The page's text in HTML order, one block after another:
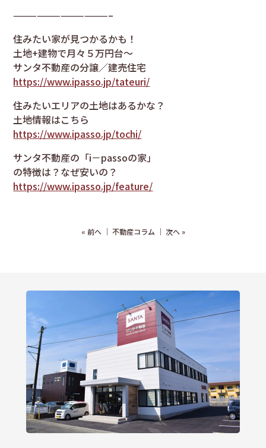
————————————–
住みたい家が見つかるかも！
土地+建物で月々５万円台～
サンタ不動産の分譲／建売住宅
https://www.ipasso.jp/tateuri/
住みたいエリアの土地はあるかな？
土地情報はこちら
https://www.ipasso.jp/tochi/
サンタ不動産の「i－passoの家」
の特徴は？なぜ安いの？
https://www.ipasso.jp/feature/
« 前へ｜ 不動産コラム ｜ 次へ»